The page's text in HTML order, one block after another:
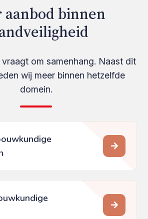
aanbod binnen
om samenhang. Naast dit
wij meer binnen hetzelfde
domein.